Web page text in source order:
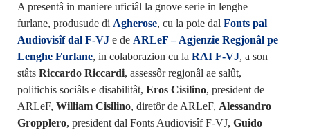
A presentâ in maniere uficiâl la gnove serie in lenghe
furlane, produsude di Agherose, cu la poie dal Fonts pal
Audiovisîf dal F-VJe de ARLeF – Agjenzie Regjonâl pe
Lenghe Furlane, in colaborazion cu la RAI F-VJ, a son
stâts Riccardo Riccardi, assessôr regjonâl ae salût,
politichis sociâls e disabilitât, Eros Cisilino, president de
ARLeF, William Cisilino, diretôr de ARLeF, Alessandro
Gropplero, president dal Fonts Audiovisîf F-VJ, Guido